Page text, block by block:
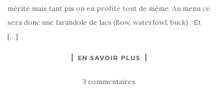
mérité mais tant pis on en profite tout de même. Au menu ce
sera donc une farandole de lacs (Bow, waterfowl, buck) : Et
[…]
EN SAVOIR PLUS
3 commentaires